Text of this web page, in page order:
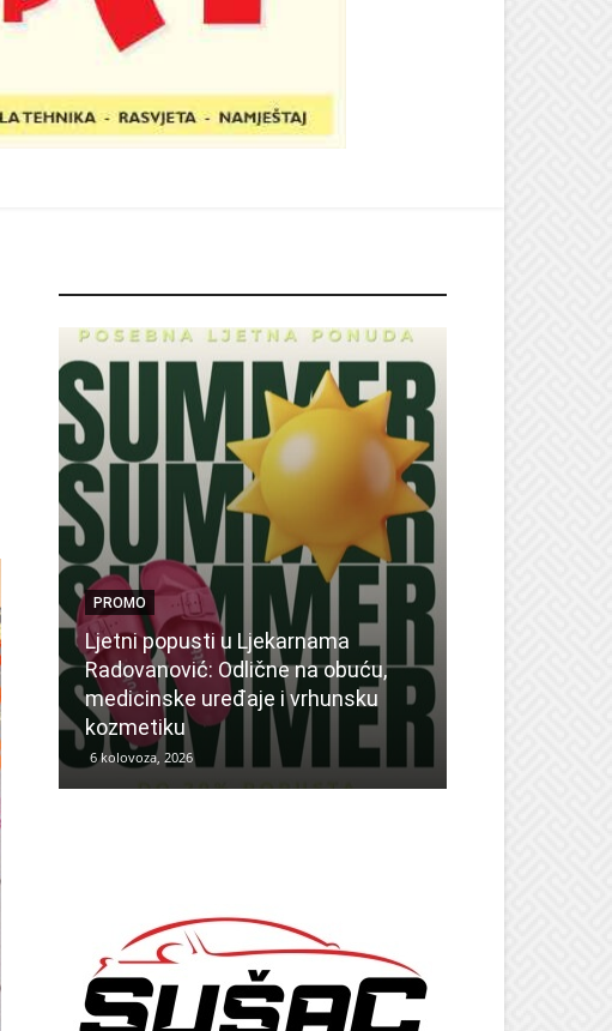
PROMO
Ljetni popusti u Ljekarnama
Radovanović: Odlične na obuću,
medicinske uređaje i vrhunsku
kozmetiku
6 kolovoza, 2026